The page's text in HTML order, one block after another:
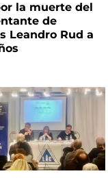
la muerte del
de
Leandro Rud a